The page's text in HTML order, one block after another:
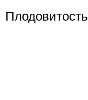
Плодовитость